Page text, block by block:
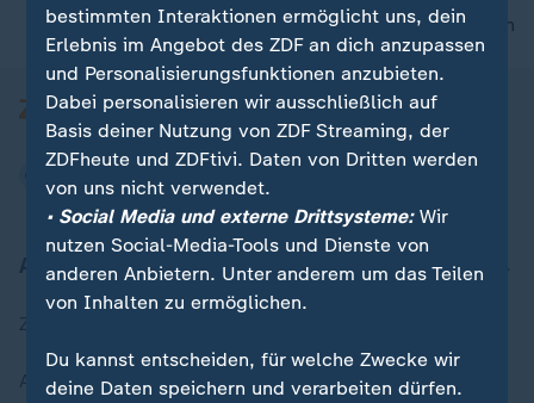
nach oben
Aktuell bei ZDFheute
Aktuelle Sendungs-Videos
bestimmten Interaktionen ermöglicht uns, dein
Erlebnis im Angebot des ZDF an dich anzupassen
und Personalisierungsfunktionen anzubieten.
Dabei personalisieren wir ausschließlich auf
Basis deiner Nutzung von ZDF Streaming, der
ZDFheute und ZDFtivi. Daten von Dritten werden
von uns nicht verwendet.
• Social Media und externe Drittsysteme:Wir
nutzen Social-Media-Tools und Dienste von
anderen Anbietern. Unter anderem um das Teilen
von Inhalten zu ermöglichen.
Du kannst entscheiden, für welche Zwecke wir
deine Daten speichern und verarbeiten dürfen.